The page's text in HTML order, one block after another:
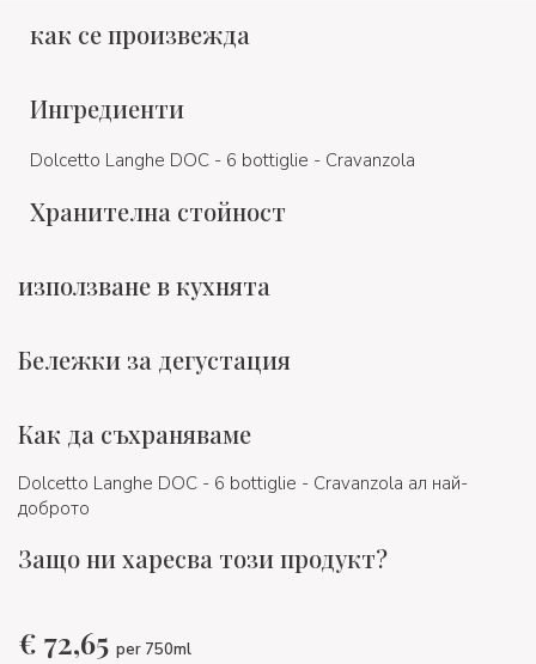
как се произвежда
Ингредиенти
Dolcetto Langhe DOC - 6 bottiglie - Cravanzola
Хранителна стойност
използване в кухнята
Бележки за дегустация
Как да съхраняваме
Dolcetto Langhe DOC - 6 bottiglie - Cravanzola ал най-
доброто
Защо ни харесва този продукт?
€ 72,65 per 750ml